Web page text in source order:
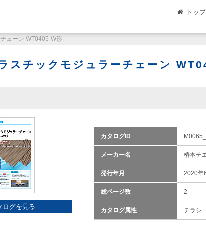
トッ
ェーン WT0405-W形
スチックモジュラーチェーン
カタログID
メーカー名 椿本チ
発行年月 2020年
総ページ数 2
カタログ属性 チラシ